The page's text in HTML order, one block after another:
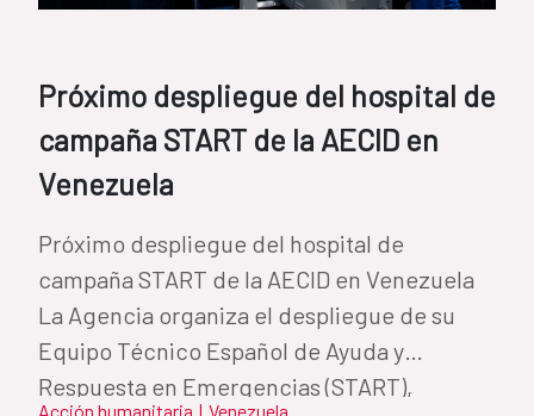
Próximo despliegue del hospital de
campaña START de la AECID en
Venezuela
Próximo despliegue del hospital de
campaña START de la AECID en Venezuela
La Agencia organiza el despliegue de su
Equipo Técnico Español de Ayuda y
Respuesta en Emergencias (START),
Acción humanitaria | Venezuela